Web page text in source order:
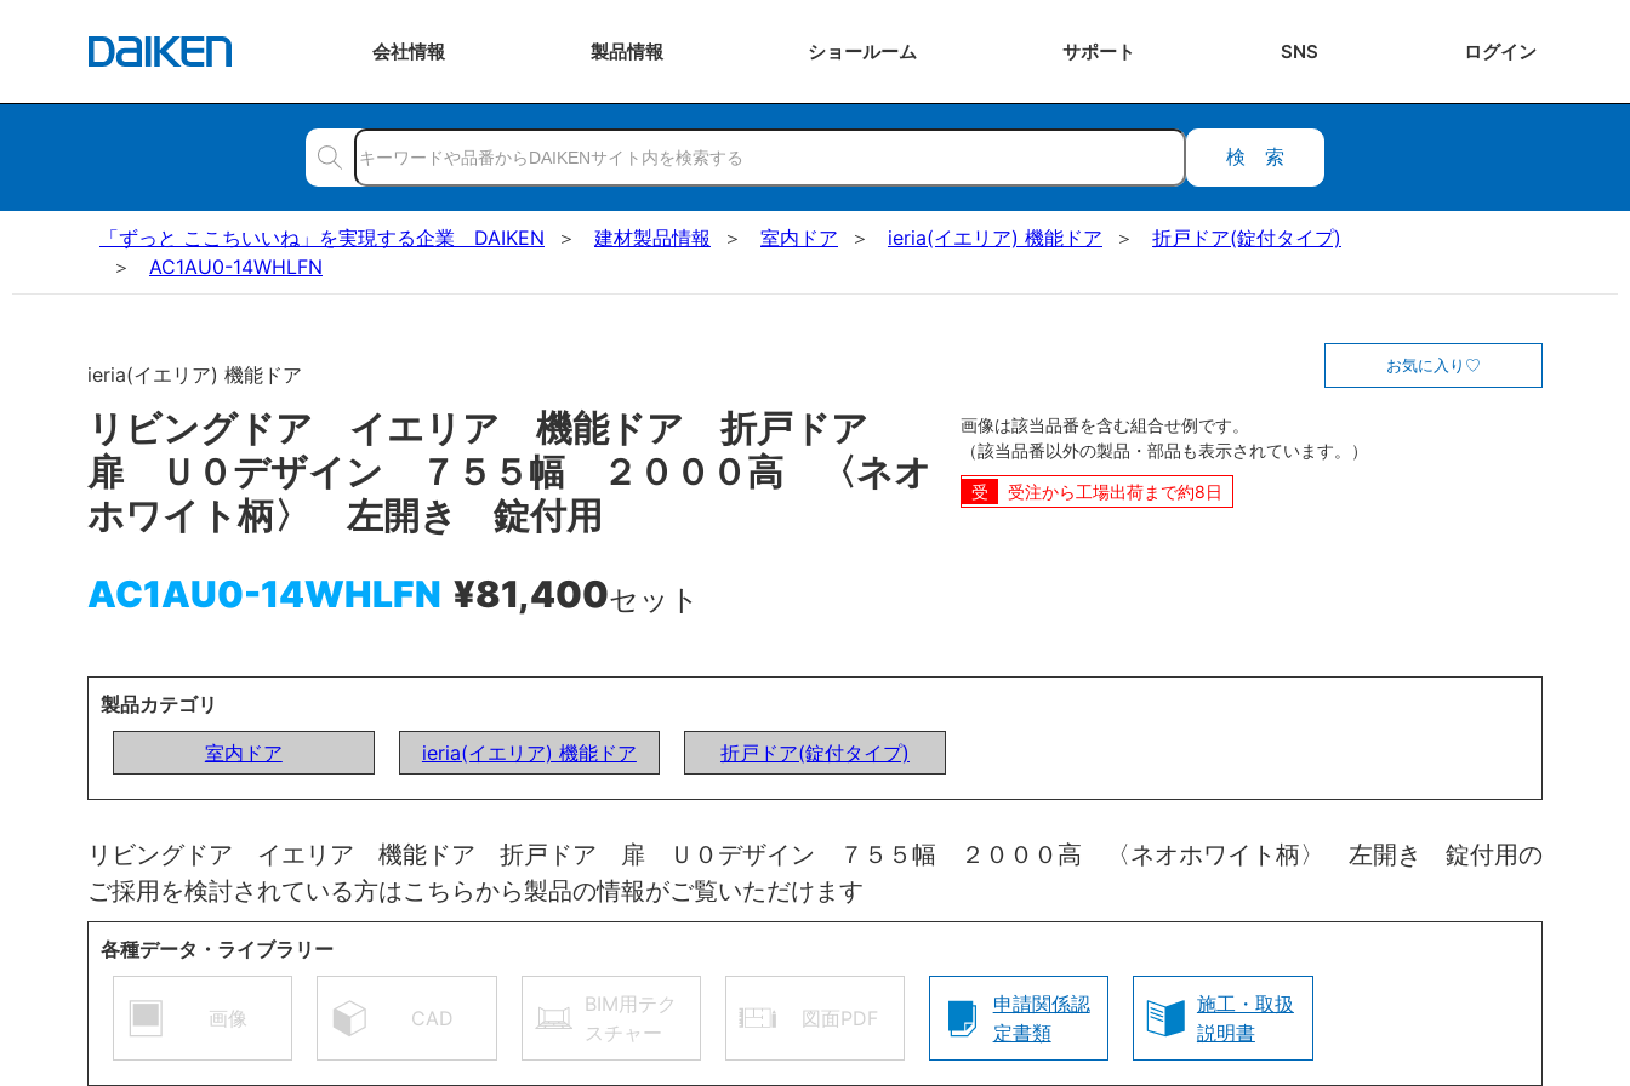
会社情報 製品情報 ショールーム サポート SNS ログイン
検索
「ずっと ここちいいね」を実現する企業 DAIKEN 建材製品情報 室内ドア ieria(イエリア) 機能ドア
折戸ドア(錠付タイプ)
AC1AU0-14WHLFN
ieria(イエリア) 機能ドア
リビングドア イエリア 機能ドア 折戸ドア
扉 Ｕ０デザイン ７５５幅 ２０００高 〈ネオ
ホワイト柄〉 左開き 錠付用
AC1AU0-14WHLFN ¥81,400セット
お気に入り
画像は該当品番を含む組合せ例です。
（該当品番以外の製品・部品も表示されています。）
受注から工場出荷まで約8日
製品カテゴリ
室内ドア
ieria(イエリア) 機能ドア 折戸ドア(錠付タイプ)
リビングドア イエリア 機能ドア 折戸ドア 扉 Ｕ０デザイン ７５５幅 ２０００高 〈ネオホワイト柄〉 左開き 錠付用の
ご採用を検討されている方はこちらから製品の情報がご覧いただけます
各種データ・ライブラリー
画像 CAD
BIM用テク
スチャー
図面PDF
申請関係認
定書類
施工・取扱
説明書